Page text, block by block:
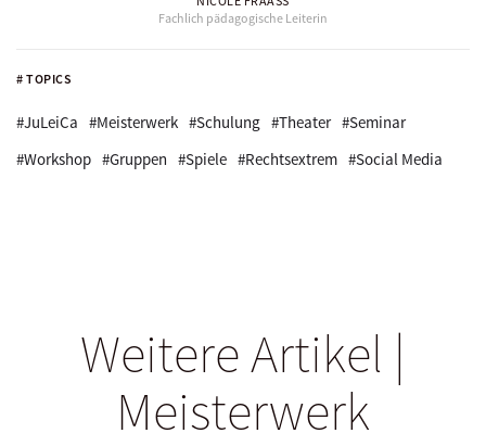
# TOPICS
#JuLeiCa #Meisterwerk #Schulung #Theater #Seminar
#Workshop #Gruppen #Spiele #Rechtsextrem #Social Media
Fachlich pädagogische Leiterin
Weitere Artikel |
Meisterwerk